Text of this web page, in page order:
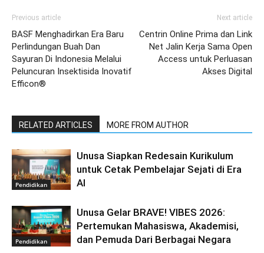
Previous article
BASF Menghadirkan Era Baru
Perlindungan Buah Dan
Sayuran Di Indonesia Melalui
Peluncuran Insektisida Inovatif
Efficon®
Next article
Centrin Online Prima dan Link
Net Jalin Kerja Sama Open
Access untuk Perluasan
Akses Digital
RELATED ARTICLES MORE FROM AUTHOR
Pendidikan
Unusa Siapkan Redesain Kurikulum
untuk Cetak Pembelajar Sejati di Era
AI
Pendidikan
Unusa Gelar BRAVE! VIBES 2026:
Pertemukan Mahasiswa, Akademisi,
dan Pemuda Dari Berbagai Negara